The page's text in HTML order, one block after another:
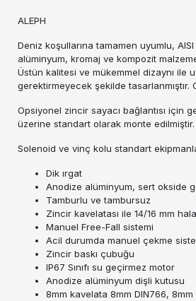
ALEPH
Deniz koşullarına tamamen uyumlu,
alüminyum, kromaj ve kompozit
Üstün kalitesi ve mükemmel dizaynı ile
gerektirmeyecek şekilde tasarlanmıştır.
Opsiyonel zincir sayacı bağlantısı için
üzerine standart olarak monte edilmiştir.
Solenoid ve vinç kolu standart
Dik ırgat
Anodize alüminyum, sert okside
Tamburlu ve tambursuz
Zincir kavelatası ile 14/16 mm
Manuel Free-Fall sistemi
Acil durumda manuel çekme
Zincir baskı çubuğu
IP67 Sınıfı su geçirmez motor
Anodize alüminyum dişli kutusu
8mm kavelata 8mm DIN766, 8mm